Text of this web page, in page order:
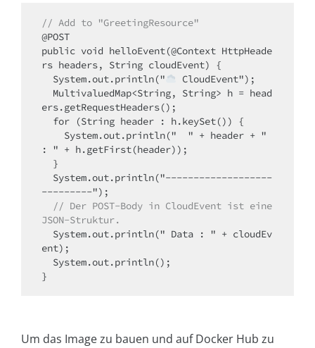
// Add to "GreetingResource"
@POST
public void helloEvent(@Context HttpHeade
rs headers, String cloudEvent) {
  System.out.println("
CloudEvent");
ers.getRequestHeaders();
: " + h.getFirst(header));
---------");
// Der POST-Body in CloudEvent ist eine
JSON-Struktur.
ent);
}
Um das Image zu bauen und auf Docker Hub zu